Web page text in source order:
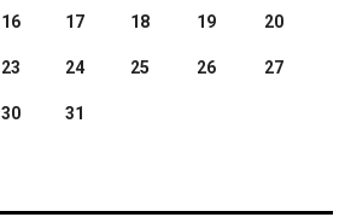
16 17 18 19 20
23 24 25 26 27
30
31